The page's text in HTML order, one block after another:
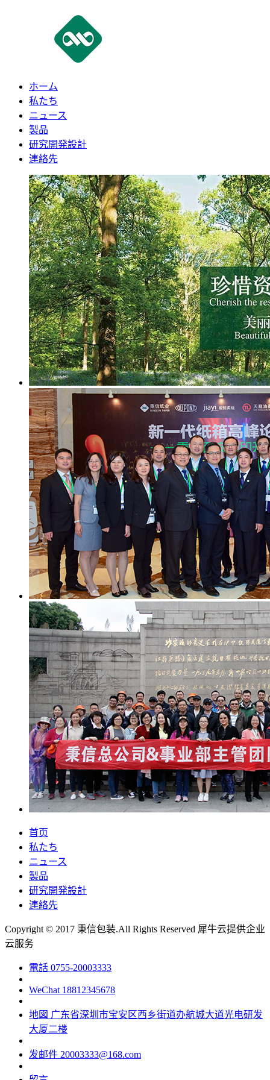
ホーム
私たち
ニュース
製品
研究開発設計
連絡先
首页
私たち
ニュース
製品
研究開発設計
連絡先
Copyright © 2017 秉信包装.All Rights Reserved 犀牛云提供企业
云服务
電話 0755-20003333
WeChat 18812345678
地図 广东省深圳市宝安区西乡街道办航城大道光电研发
大厦二楼
发邮件 20003333@168.com